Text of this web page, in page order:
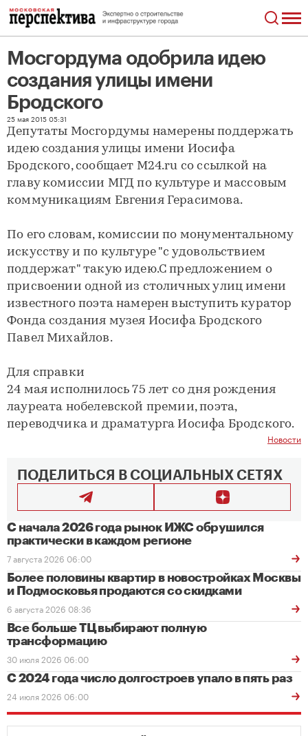
Мосгордума одобрила идею
создания улицы имени
Бродского
25 мая 2015 05:31
Депутаты Мосгордумы намерены поддержать
идею создания улицы имени Иосифа
Бродского, сообщает М24.ru со ссылкой на
главу комиссии МГД по культуре и массовым
коммуникациям Евгения Герасимова.
По его словам, комиссии по монументальному
искусству и по культуре "с удовольствием
поддержат" такую идею.С предложением о
присвоении одной из столичных улиц имени
известного поэта намерен выступить куратор
Фонда создания музея Иосифа Бродского
Павел Михайлов.
Для справки
24 мая исполнилось 75 лет со дня рождения
лауреата нобелевской премии, поэта,
переводчика и драматурга Иосифа Бродского.
Новости
ПОДЕЛИТЬСЯ В СОЦИАЛЬНЫХ СЕТЯХ
С начала 2026 года рынок ИЖС обрушился
практически в каждом регионе
7 августа 2026 06:00
Более половины квартир в новостройках Москвы
и Подмосковья продаются со скидками
6 августа 2026 08:36
Все больше ТЦ выбирают полную
трансформацию
30 июля 2026 06:00
С 2024 года число долгостроев упало в пять раз
24 июля 2026 06:00